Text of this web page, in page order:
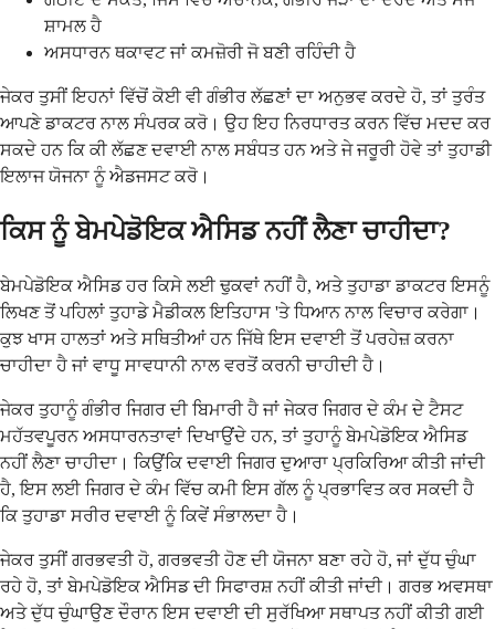
ਸ਼ਾਮਲ ਹੈ
ਅਸਧਾਰਨ ਥਕਾਵਟ ਜਾਂ ਕਮਜ਼ੋਰੀ ਜੋ ਬਣੀ ਰਹਿੰਦੀ ਹੈ
ਜੇਕਰ ਤੁਸੀਂ ਇਹਨਾਂ ਵਿੱਚੋਂ ਕੋਈ ਵੀ ਗੰਭੀਰ ਲੱਛਣਾਂ ਦਾ ਅਨੁਭਵ ਕਰਦੇ ਹੋ, ਤਾਂ ਤੁਰੰਤ
ਆਪਣੇ ਡਾਕਟਰ ਨਾਲ ਸੰਪਰਕ ਕਰੋ। ਉਹ ਇਹ ਨਿਰਧਾਰਤ ਕਰਨ ਵਿੱਚ ਮਦਦ ਕਰ
ਸਕਦੇ ਹਨ ਕਿ ਕੀ ਲੱਛਣ ਦਵਾਈ ਨਾਲ ਸਬੰਧਤ ਹਨ ਅਤੇ ਜੇ ਜਰੂਰੀ ਹੋਵੇ ਤਾਂ ਤੁਹਾਡੀ
ਇਲਾਜ ਯੋਜਨਾ ਨੂੰ ਐਡਜਸਟ ਕਰੋ।
ਕਿਸ ਨੂੰ ਬੇਮਪੇਡੋਇਕ ਐਸਿਡ ਨਹੀਂ ਲੈਣਾ ਚਾਹੀਦਾ?
ਬੇਮਪੇਡੋਇਕ ਐਸਿਡ ਹਰ ਕਿਸੇ ਲਈ ਢੁਕਵਾਂ ਨਹੀਂ ਹੈ, ਅਤੇ ਤੁਹਾਡਾ ਡਾਕਟਰ ਇਸਨੂੰ
ਲਿਖਣ ਤੋਂ ਪਹਿਲਾਂ ਤੁਹਾਡੇ ਮੈਡੀਕਲ ਇਤਿਹਾਸ 'ਤੇ ਧਿਆਨ ਨਾਲ ਵਿਚਾਰ ਕਰੇਗਾ।
ਕੁਝ ਖਾਸ ਹਾਲਤਾਂ ਅਤੇ ਸਥਿਤੀਆਂ ਹਨ ਜਿੱਥੇ ਇਸ ਦਵਾਈ ਤੋਂ ਪਰਹੇਜ਼ ਕਰਨਾ
ਚਾਹੀਦਾ ਹੈ ਜਾਂ ਵਾਧੂ ਸਾਵਧਾਨੀ ਨਾਲ ਵਰਤੋਂ ਕਰਨੀ ਚਾਹੀਦੀ ਹੈ।
ਜੇਕਰ ਤੁਹਾਨੂੰ ਗੰਭੀਰ ਜਿਗਰ ਦੀ ਬਿਮਾਰੀ ਹੈ ਜਾਂ ਜੇਕਰ ਜਿਗਰ ਦੇ ਕੰਮ ਦੇ ਟੈਸਟ
ਮਹੱਤਵਪੂਰਨ ਅਸਧਾਰਨਤਾਵਾਂ ਦਿਖਾਉਂਦੇ ਹਨ, ਤਾਂ ਤੁਹਾਨੂੰ ਬੇਮਪੇਡੋਇਕ ਐਸਿਡ
ਨਹੀਂ ਲੈਣਾ ਚਾਹੀਦਾ। ਕਿਉਂਕਿ ਦਵਾਈ ਜਿਗਰ ਦੁਆਰਾ ਪ੍ਰਕਿਰਿਆ ਕੀਤੀ ਜਾਂਦੀ
ਹੈ, ਇਸ ਲਈ ਜਿਗਰ ਦੇ ਕੰਮ ਵਿੱਚ ਕਮੀ ਇਸ ਗੱਲ ਨੂੰ ਪ੍ਰਭਾਵਿਤ ਕਰ ਸਕਦੀ ਹੈ
ਕਿ ਤੁਹਾਡਾ ਸਰੀਰ ਦਵਾਈ ਨੂੰ ਕਿਵੇਂ ਸੰਭਾਲਦਾ ਹੈ।
ਜੇਕਰ ਤੁਸੀਂ ਗਰਭਵਤੀ ਹੋ, ਗਰਭਵਤੀ ਹੋਣ ਦੀ ਯੋਜਨਾ ਬਣਾ ਰਹੇ ਹੋ, ਜਾਂ ਦੁੱਧ ਚੁੰਘਾ
ਰਹੇ ਹੋ, ਤਾਂ ਬੇਮਪੇਡੋਇਕ ਐਸਿਡ ਦੀ ਸਿਫਾਰਸ਼ ਨਹੀਂ ਕੀਤੀ ਜਾਂਦੀ। ਗਰਭ ਅਵਸਥਾ
ਅਤੇ ਦੁੱਧ ਚੁੰਘਾਉਣ ਦੌਰਾਨ ਇਸ ਦਵਾਈ ਦੀ ਸੁਰੱਖਿਆ ਸਥਾਪਤ ਨਹੀਂ ਕੀਤੀ ਗਈ